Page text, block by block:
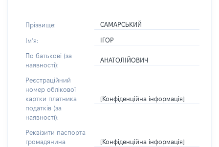
Прізвище: САМАРСЬКИЙ
Імʼя: ІГОР
По батькові (за
наявності):
АНАТОЛІЙОВИЧ
Реєстраційний
номер облікової
картки платника
податків (за
наявності):
[Конфіденційна інформація]
Реквізити паспорта
громадянина
[Конфіденційна інформація]